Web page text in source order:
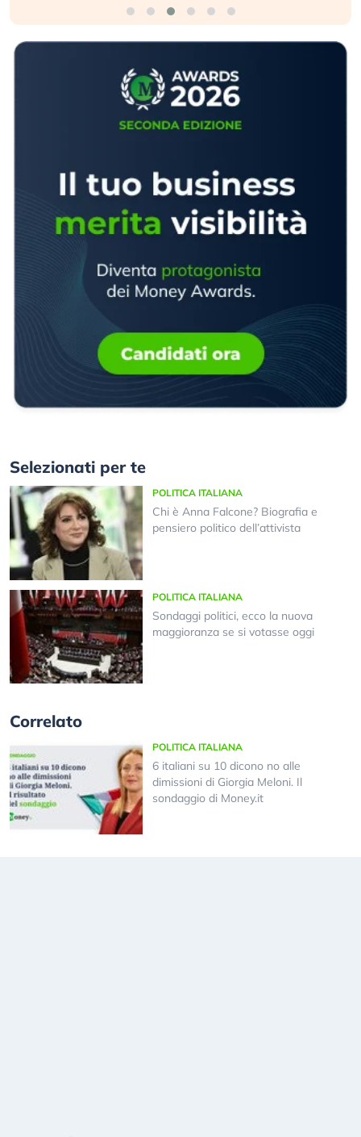
Selezionati per te
POLITICA ITALIANA
Chi è Anna Falcone? Biografia e
pensiero politico dell’attivista
POLITICA ITALIANA
Sondaggi politici, ecco la nuova
maggioranza se si votasse oggi
Correlato
POLITICA ITALIANA
6 italiani su 10 dicono no alle
dimissioni di Giorgia Meloni. Il
sondaggio di Money.it